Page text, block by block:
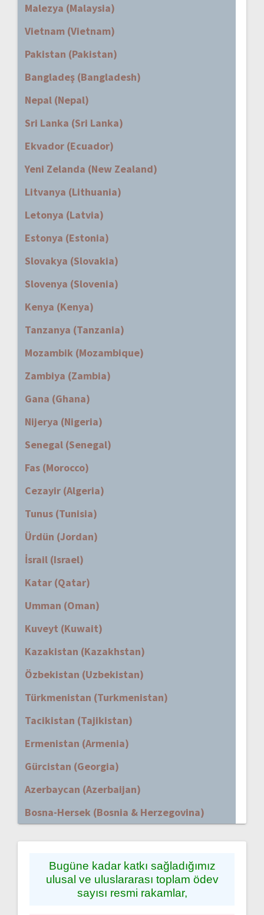
Malezya (Malaysia)
Vietnam (Vietnam)
Pakistan (Pakistan)
Bangladeş (Bangladesh)
Nepal (Nepal)
Sri Lanka (Sri Lanka)
Ekvador (Ecuador)
Yeni Zelanda (New Zealand)
Litvanya (Lithuania)
Letonya (Latvia)
Estonya (Estonia)
Slovakya (Slovakia)
Slovenya (Slovenia)
Kenya (Kenya)
Tanzanya (Tanzania)
Mozambik (Mozambique)
Zambiya (Zambia)
Gana (Ghana)
Nijerya (Nigeria)
Senegal (Senegal)
Fas (Morocco)
Cezayir (Algeria)
Tunus (Tunisia)
Ürdün (Jordan)
İsrail (Israel)
Katar (Qatar)
Umman (Oman)
Kuveyt (Kuwait)
Kazakistan (Kazakhstan)
Özbekistan (Uzbekistan)
Türkmenistan (Turkmenistan)
Tacikistan (Tajikistan)
Ermenistan (Armenia)
Gürcistan (Georgia)
Azerbaycan (Azerbaijan)
Bosna-Hersek (Bosnia & Herzegovina)
Bugüne kadar katkı sağladığımız
ulusal ve uluslararası toplam ödev
sayısı resmi rakamlar,